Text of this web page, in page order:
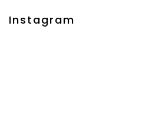
Instagram